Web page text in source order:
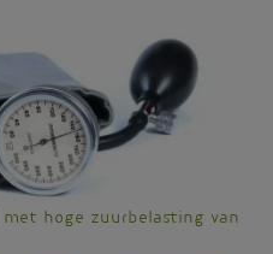
hoge zuurbelasting van